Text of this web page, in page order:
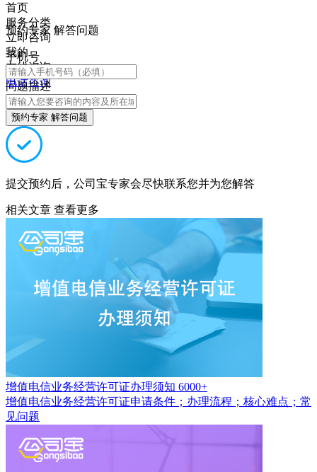
首页
服务分类
立即咨询
我的
在线咨询
电话咨询
预约专家 解答问题
手机号
问题描述
预约专家 解答问题
提交预约后，公司宝专家会尽快联系您并为您解答
相关文章 查看更多
增值电信业务经营许可证办理须知 6000+
增值电信业务经营许可证申请条件；办理流程；核心难点；常
见问题